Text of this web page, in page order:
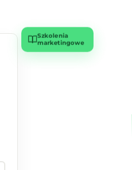
Szkolenia
marketingowe